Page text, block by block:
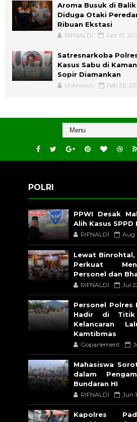
Aroma Busuk di
Diduga Otaki
Ribuan Ekstasi
RIFNALDI Apr 17,
Satresnarkoba
Kasus Sabu di
Sopir Diamankan
Unknown Feb 26,
POLRI
PPWI Desak
Alih Kasus
RIFNALDI Aug
Lewat Binrohtal,
Perkuat
Personel dan
RIFNALDI Jul
Personel Polres
Hadir di Titik
Kelancaran
Kamtibmas
Goparlement
Mahasiswa
dalam
Bundaran HI
RIFNALDI Jun
Kapolres